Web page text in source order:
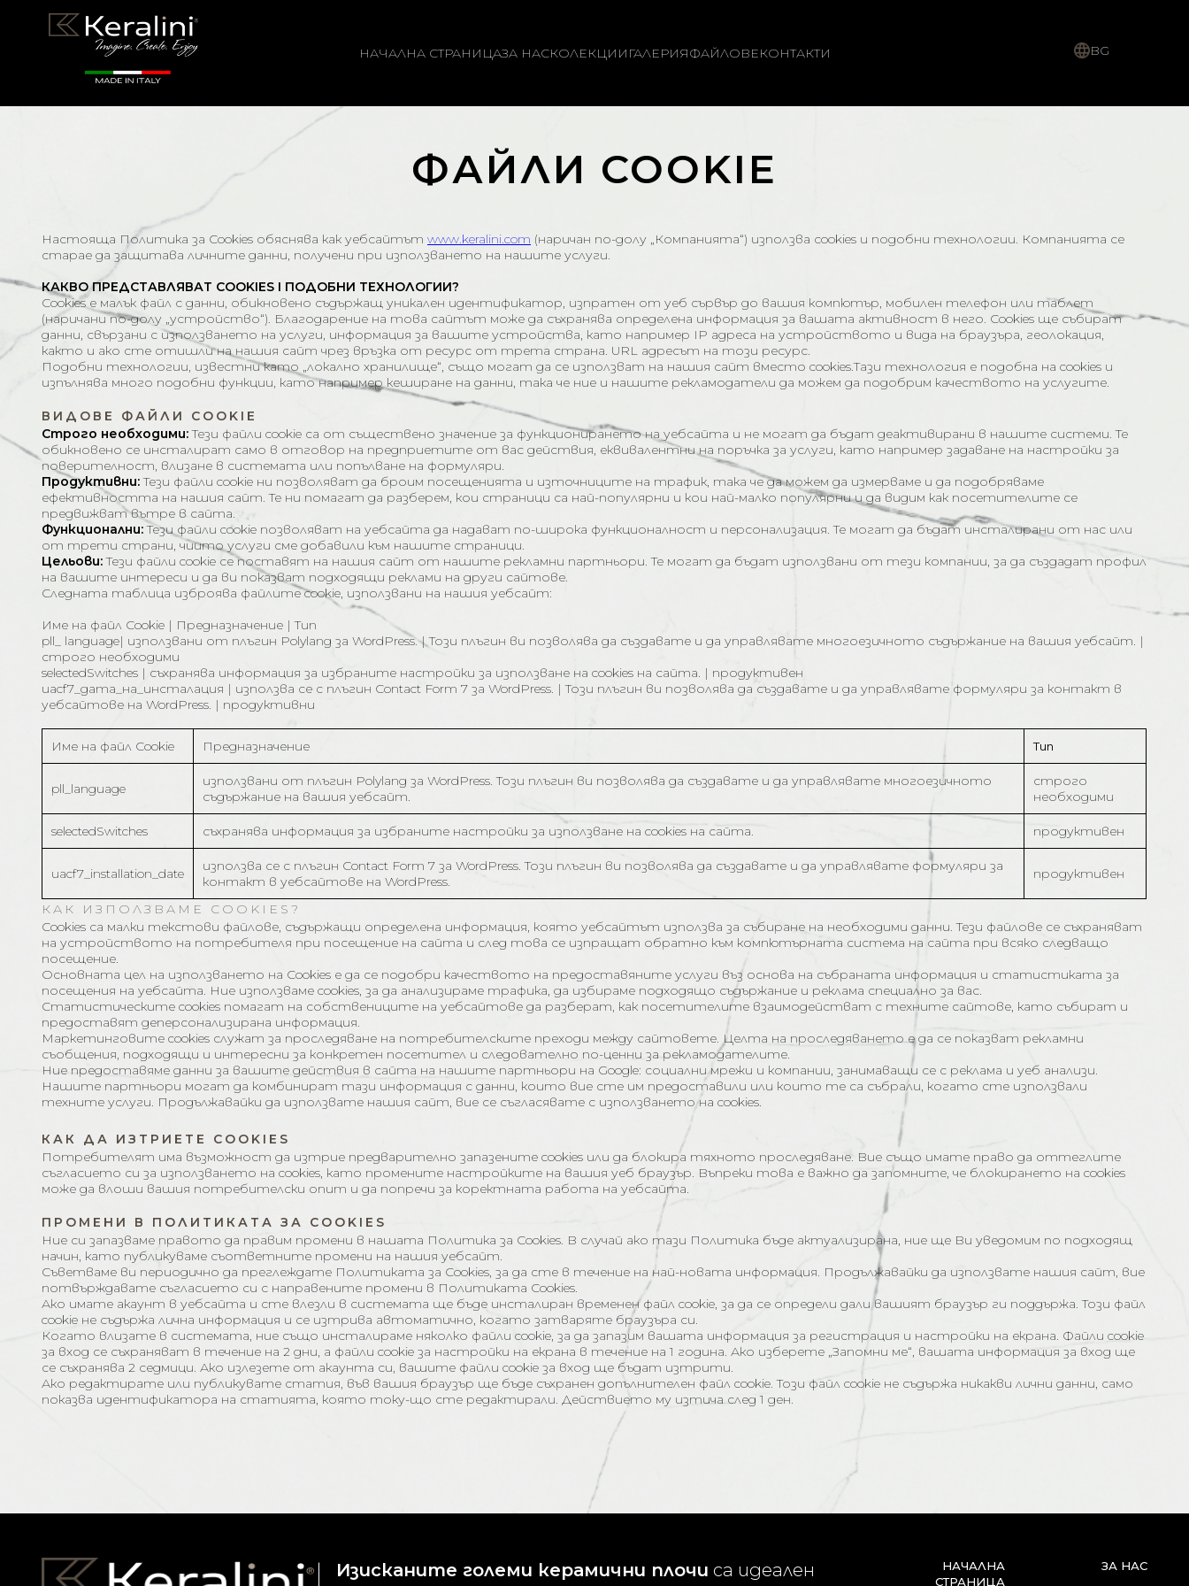
НАЧАЛНА СТРАНИЦАЗА НАСКОЛЕКЦИИ ГАЛЕРИЯФАЙЛОВЕКОНТАКТИ BG
ФАЙЛИ COOKIE
Настояща Политика за Cookies обяснява как уебсайтътwww.keralini.com (наричан по-долу „Компанията“) използва сookies и подобни технологии. Компанията се
старае да защитава личните данни, получени при използването на нашите услуги.
КАКВО ПРЕДСТАВЛЯВАТ COOKIES І ПОДОБНИ ТЕХНОЛОГИИ?
Cookies е малък файл с данни, обикновено съдържащ уникален идентификатор, изпратен от уеб сървър до вашия компютър, мобилен телефон или таблет
(наричани по-долу „устройство“). Благодарение на това сайтът може да съхранява определена информация за вашата активност в него. Cookies ще събират
данни, свързани с използването на услуги, информация за вашите устройства, като например IP адреса на устройството и вида на браузъра, геолокация,
както и ако сте отишли на нашия сайт чрез връзка от ресурс от трета страна. URL адресът на този ресурс.
Подобни технологии, известни като „локално хранилище“, също могат да се използват на нашия сайт вместо cookies.Тази технология е подобна на cookies и
изпълнява много подобни функции, като например кеширане на данни, така че ние и нашите рекламодатели да можем да подобрим качеството на услугите.
ВИДОВЕ ФАЙЛИ COOKIE
Строго необходими:Тези файли cookie са от съществено значение за функционирането на уебсайта и не могат да бъдат деактивирани в нашите системи. Те
обикновено се инсталират само в отговор на предприетите от вас действия, еквивалентни на поръчка за услуги, като например задаване на настройки за
поверителност, влизане в системата или попълване на формуляри.
Продуктивни:Тези файли cookie ни позволяват да броим посещенията и източниците на трафик, така че да можем да измерваме и да подобряваме
ефективността на нашия сайт. Те ни помагат да разберем, кои страници са най-популярни и кои най-малко популярни и да видим как посетителите се
предвижват вътре в сайта.
Функционални:Тези файли cookie позволяват на уебсайта да надават по-широка функционалност и персонализация. Те могат да бъдат инсталирани от нас или
от трети страни, чиито услуги сме добавили към нашите страници.
Цельови:Тези файли cookie се поставят на нашия сайт от нашите рекламни партньори. Те могат да бъдат използвани от тези компании, за да създадат профил
на вашите интереси и да ви показват подходящи реклами на други сайтове.
Следната таблица изброява файлите cookie, използвани на нашия уебсайт:
Име на файл Cookie | Предназначение | Тип
pll_ language| използвани от плъгин Polylang за WordPress. | Този плъгин ви позволява да създавате и да управлявате многоезичното съдържание на вашия уебсайт. |
строго необходими
selectedSwitches | съхранява информация за избраните настройки за използване на cookies на сайта. | продуктивен
uacf7_дата_на_инсталация | използва се с плъгин Contact Form 7 за WordPress. | Този плъгин ви позволява да създавате и да управлявате формуляри за контакт в
уебсайтове на WordPress. | продуктивни
Име на файл Cookie Предназначение Тип
pll_language
използвани от плъгин Polylang за WordPress. Този плъгин ви позволява да създавате и да управлявате многоезичното
съдържание на вашия уебсайт.
строго
необходими
selectedSwitches съхранява информация за избраните настройки за използване на cookies на сайта. продуктивен
uacf7_installation_date
използва се с плъгин Contact Form 7 за WordPress. Този плъгин ви позволява да създавате и да управлявате формуляри за
контакт в уебсайтове на WordPress.
продуктивен
КАК ИЗПОЛЗВАМЕ COOKIES?
Cookies са малки текстови файлове, съдържащи определена информация, която уебсайтът използва за събиране на необходими данни. Тези файлове се съхраняват
на устройството на потребителя при посещение на сайта и след това се изпращат обратно към компютърната система на сайта при всяко следващо
посещение.
Основната цел на използването на Cookies е да се подобри качеството на предоставяните услуги въз основа на събраната информация и статистиката за
посещения на уебсайта. Ние използваме cookies, за да анализираме трафика, да избираме подходящо съдържание и реклама специално за вас.
Статистическите cookies помагат на собствениците на уебсайтове да разберат, как посетителите взаимодействат с техните сайтове, като събират и
предоставят деперсонализирана информация.
Маркетинговите cookies служат за проследяване на потребителските преходи между сайтовете. Целта на проследяването е да се показват рекламни
съобщения, подходящи и интересни за конкретен посетител и следователно по-ценни за рекламодателите.
Ние предоставяме данни за вашите действия в сайта на нашите партньори на Google: социални мрежи и компании, занимаващи се с реклама и уеб анализи.
Нашите партньори могат да комбинират тази информация с данни, които вие сте им предоставили или които те са събрали, когато сте използвали
техните услуги. Продължавайки да използвате нашия сайт, вие се съгласявате с използването на cookies.
КАК ДА ИЗТРИЕТЕ COOKIES
Потребителят има възможност да изтрие предварително запазените cookies или да блокира тяхното проследяване. Вие също имате право да оттеглите
съгласието си за използването на cookies, като промените настройките на вашия уеб браузър. Въпреки това е важно да запомните, че блокирането на cookies
може да влоши вашия потребителски опит и да попречи за коректната работа на уебсайта.
ПРОМЕНИ В ПОЛИТИКАТА ЗА COOKIES
Ние си запазваме правото да правим промени в нашата Политика за Cookies. В случай ако тази Политика бъде актуализирана, ние ще Ви уведомим по подходящ
начин, като публикуваме съответните промени на нашия уебсайт.
Съветваме ви периодично да преглеждате Политиката за Cookies, за да сте в течение на най-новата информация. Продължавайки да използвате нашия сайт, вие
потвърждавате съгласието си с направените промени в Политиката Cookies.
Ако имате акаунт в уебсайта и сте влезли в системата ще бъде инсталиран временен файл cookie, за да се определи дали вашият браузър ги поддържа. Този файл
cookie не съдържа лична информация и се изтрива автоматично, когато затваряте браузъра си.
Когато влизате в системата, ние също инсталираме няколко файли cookie, за да запазим вашата информация за регистрация и настройки на екрана. Файли cookie
за вход се съхраняват в течение на 2 дни, а файли cookie за настройки на екрана в течение на 1 година. Ако изберете „Запомни ме“, вашата информация за вход ще
се съхранява 2 седмици. Ако излезете от акаунта си, вашите файли cookie за вход ще бъдат изтрити.
Ако редактирате или публикувате статия, във вашия браузър ще бъде съхранен допълнителен файл cookie. Този файл cookie не съдържа никакви лични данни, само
показва идентификатора на статията, която току-що сте редактирали. Действието му изтича след 1 ден.
Изисканите големи керамични плочи са идеален
НАЧАЛНА
СТРАНИЦА
ЗА НАС